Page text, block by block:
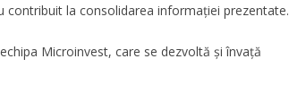
contribuit la consolidarea informației prezentate.
Microinvest, care se dezvoltă și învață